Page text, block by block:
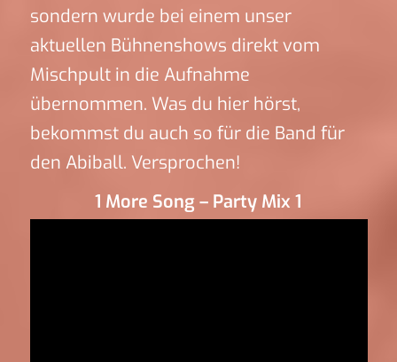
sondern wurde bei einem unser
aktuellen Bühnenshows direkt vom
Mischpult in die Aufnahme
übernommen. Was du hier hörst,
bekommst du auch so für die Band für
den Abiball. Versprochen!
1 More Song – Party Mix 1